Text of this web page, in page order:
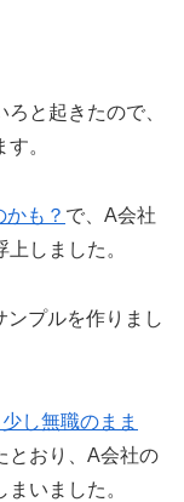
と起きたので、
。
かも？ で、A会社
しました。
ンプルを作りまし
少し無職のまま
とおり、A会社の
いました。